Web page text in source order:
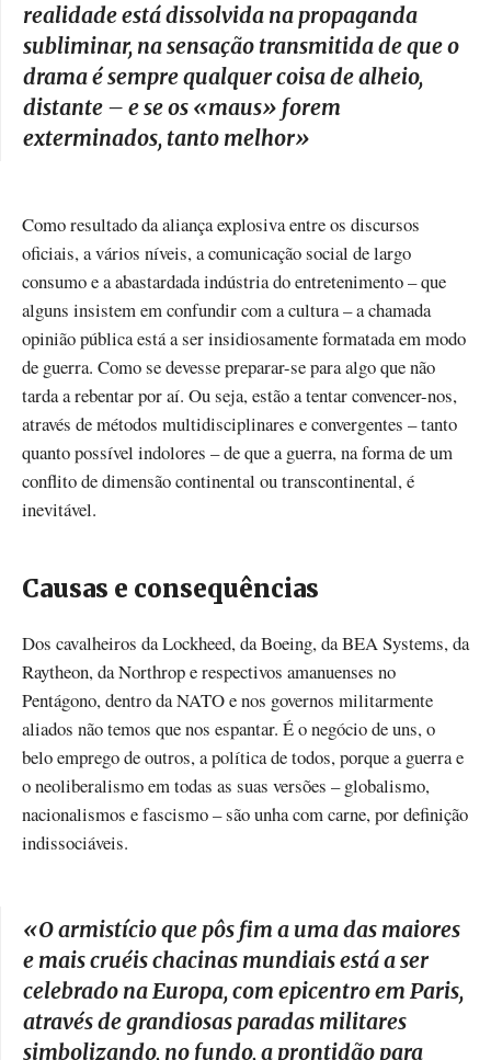
realidade está dissolvida na propaganda
subliminar, na sensação transmitida de que o
drama é sempre qualquer coisa de alheio,
distante – e se os «maus» forem
exterminados, tanto melhor»
Como resultado da aliança explosiva entre os discursos
oficiais, a vários níveis, a comunicação social de largo
consumo e a abastardada indústria do entretenimento – que
alguns insistem em confundir com a cultura – a chamada
opinião pública está a ser insidiosamente formatada em modo
de guerra. Como se devesse preparar-se para algo que não
tarda a rebentar por aí. Ou seja, estão a tentar convencer-nos,
através de métodos multidisciplinares e convergentes – tanto
quanto possível indolores – de que a guerra, na forma de um
conflito de dimensão continental ou transcontinental, é
inevitável.
Causas e consequências
Dos cavalheiros da Lockheed, da Boeing, da BEA Systems, da
Raytheon, da Northrop e respectivos amanuenses no
Pentágono, dentro da NATO e nos governos militarmente
aliados não temos que nos espantar. É o negócio de uns, o
belo emprego de outros, a política de todos, porque a guerra e
o neoliberalismo em todas as suas versões – globalismo,
nacionalismos e fascismo – são unha com carne, por definição
indissociáveis.
«O armistício que pôs fim a uma das maiores
e mais cruéis chacinas mundiais está a ser
celebrado na Europa, com epicentro em Paris,
através de grandiosas paradas militares
simbolizando, no fundo, a prontidão para